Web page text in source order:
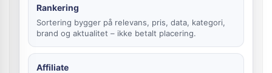
Rankering
Sortering bygger på relevans, pris, data, kategori,
brand og aktualitet – ikke betalt placering.
Affiliate